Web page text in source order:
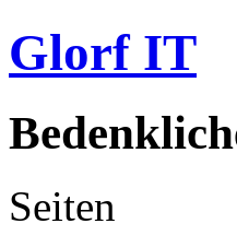
Glorf IT
Seiten